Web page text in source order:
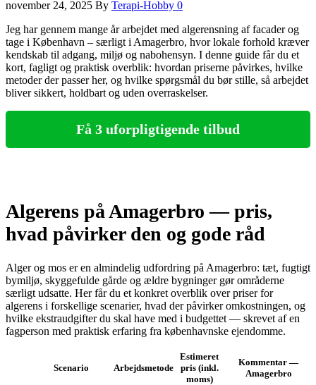
november 24, 2025 By Terapi-Hobby 0
Jeg har gennem mange år arbejdet med algerensning af facader og
tage i København – særligt i Amagerbro, hvor lokale forhold kræver
kendskab til adgang, miljø og nabohensyn. I denne guide får du et
kort, fagligt og praktisk overblik: hvordan priserne påvirkes, hvilke
metoder der passer her, og hvilke spørgsmål du bør stille, så arbejdet
bliver sikkert, holdbart og uden overraskelser.
Få 3 uforpligtigende tilbud
Algerens på Amagerbro — pris,
hvad påvirker den og gode råd
Alger og mos er en almindelig udfordring på Amagerbro: tæt, fugtigt
bymiljø, skyggefulde gårde og ældre bygninger gør områderne
særligt udsatte. Her får du et konkret overblik over priser for
algerens i forskellige scenarier, hvad der påvirker omkostningen, og
hvilke ekstraudgifter du skal have med i budgettet — skrevet af en
fagperson med praktisk erfaring fra københavnske ejendomme.
Scenario Arbejdsmetode
Estimeret
pris (inkl.
moms)
Kommentar —
Amagerbro